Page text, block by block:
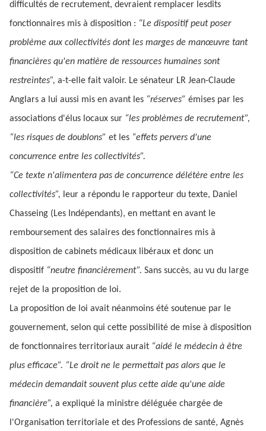
difficultés de recrutement, devraient remplacer lesdits
fonctionnaires mis à disposition : “Le dispositif peut poser
problème aux collectivités dont les marges de manœuvre tant
financières qu'en matière de ressources humaines sont
restreintes”, a-t-elle fait valoir. Le sénateur LR Jean-Claude
Anglars a lui aussi mis en avant les “réserves” émises par les
associations d'élus locaux sur “les problèmes de recrutement”,
“les risques de doublons” et les “effets pervers d'une
concurrence entre les collectivités”.
“Ce texte n'alimentera pas de concurrence délétère entre les
collectivités”, leur a répondu le rapporteur du texte, Daniel
Chasseing (Les Indépendants), en mettant en avant le
remboursement des salaires des fonctionnaires mis à
disposition de cabinets médicaux libéraux et donc un
dispositif “neutre financièrement”. Sans succès, au vu du large
rejet de la proposition de loi.
La proposition de loi avait néanmoins été soutenue par le
gouvernement, selon qui cette possibilité de mise à disposition
de fonctionnaires territoriaux aurait “aidé le médecin à être
plus efficace”. “Le droit ne le permettait pas alors que le
médecin demandait souvent plus cette aide qu'une aide
financière”, a expliqué la ministre déléguée chargée de
l'Organisation territoriale et des Professions de santé, Agnès